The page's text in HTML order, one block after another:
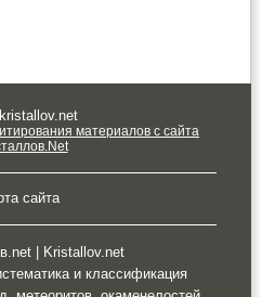
материалов с сайта
сайта
| Kristallov.net
и классификация